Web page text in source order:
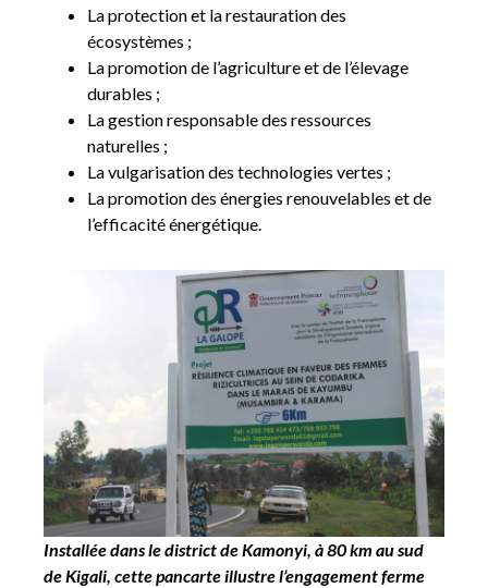
La protection et la restauration des
écosystèmes ;
La promotion de l’agriculture et de l’élevage
durables ;
La gestion responsable des ressources
naturelles ;
La vulgarisation des technologies vertes ;
La promotion des énergies renouvelables et de
l’efficacité énergétique.
Installée dans le district de Kamonyi, à 80 km au sud
de Kigali, cette pancarte illustre l’engagement ferme